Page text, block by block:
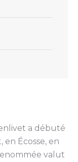
a débuté
en Écosse, en
valut